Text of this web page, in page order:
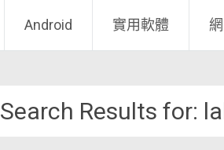
Android 實用軟體
Search Results for: